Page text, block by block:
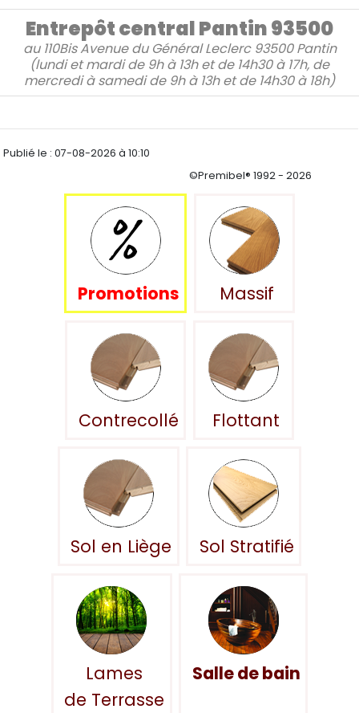
Entrepôt central Pantin 93500
au 110Bis Avenue du Général Leclerc 93500 Pantin
(lundi et mardi de 9h à 13h et de 14h30 à 17h, de
mercredi à samedi de 9h à 13h et de 14h30 à 18h)
Publié le :07-08-2026 à 10:10
©Premibel® 1992 - 2026
Promotions Massif
Contrecollé Flottant
Sol en Liège Sol Stratifié
Lames
de Terrasse
Salle de bain